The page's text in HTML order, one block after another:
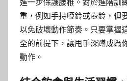
進一步保護腰椎。對於進階訓
重，例如手持啞鈴或壺鈴，但
以免破壞動作節奏。只要掌握
全的前提下，讓甩手深蹲成為
動作。